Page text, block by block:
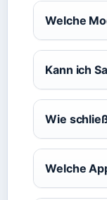
Welche
Kann ich
Wie
Welche